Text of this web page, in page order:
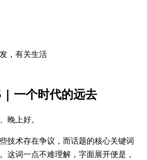
，有关生活
| 一个时代的远去
晚上好。
技术存在争议，而话题的核心关键词
这词一点不难理解，字面展开便是，